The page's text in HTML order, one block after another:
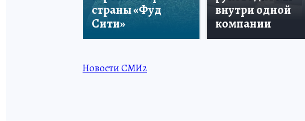
страны «Фуд
Сити»
внутри одной
компании
Новости СМИ2